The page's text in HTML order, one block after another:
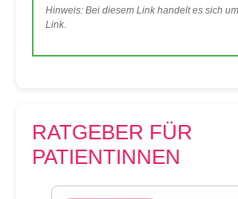
Hinweis: Bei diesem Link handelt es sich
Link.
RATGEBER FÜR
PATIENTINNEN